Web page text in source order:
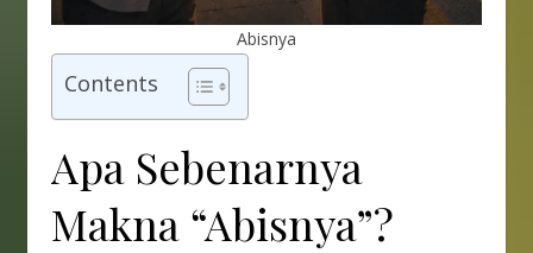
Abisnya
Contents
Apa Sebenarnya
Makna “Abisnya”?